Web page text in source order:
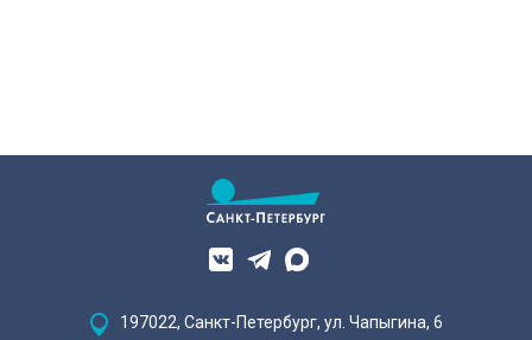
197022, Санкт-Петербург, ул. Чапыгина, 6